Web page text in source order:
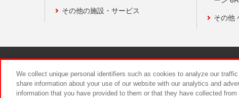
その他の施設・サービス
その他
食品のご提供
We collect unique personal identifiers such as cookies to analyze our
share information about your use of our website with our analytics and
information that you have provided to them or that they have collected